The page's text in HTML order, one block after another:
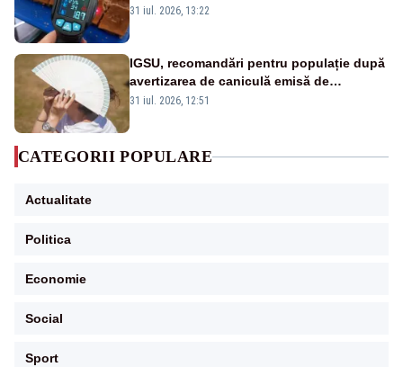
31 iul. 2026, 13:22
IGSU, recomandări pentru populație după
avertizarea de caniculă emisă de
meteorologi
31 iul. 2026, 12:51
CATEGORII POPULARE
Actualitate
Politica
Economie
Social
Sport